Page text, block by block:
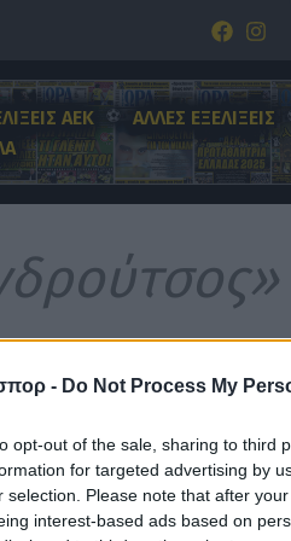
- Do Not Process My
opt-out of the sale, sharing to third
for targeted advertising by
selection. Please note that after
interest-based ads based on
ΑΕΚ ΑΛΛΕΣ ΕΞΕΛΙΞΕΙΣ